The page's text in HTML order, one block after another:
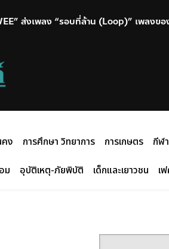
ส่งเพลง “รอบที่ล้าน (Loop)” เพลงข
ง การศึกษา วิทยาการ การเกษตร กีฬา
ม อุบัติเหตุ-ภัยพิบัติ เด็กและเยาวชน เ